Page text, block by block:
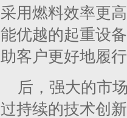
采用燃料效率更
能优越的起重设
助客户更好地履
后，强大的市
过持续的技术创